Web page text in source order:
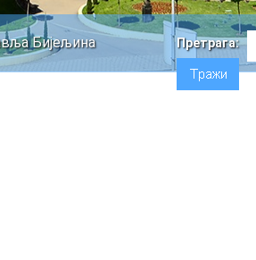
Бијељина Претрага: